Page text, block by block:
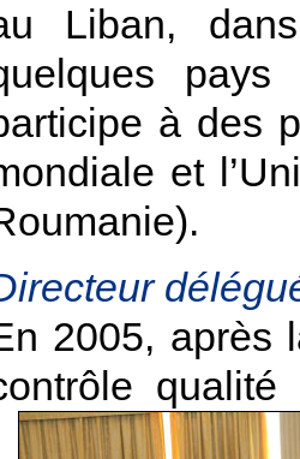
Liban,
pays
à des
et
2005, après